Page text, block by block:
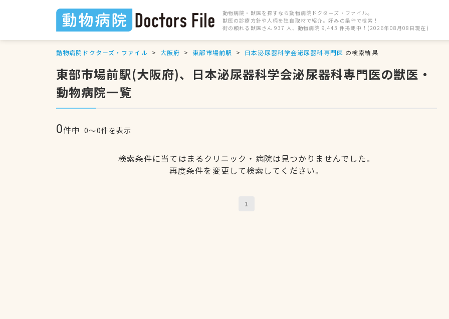
動物病院・獣医を探すなら動物病院ドクターズ・ファイル。
獣医の診療方針や人柄を独自取材で紹介。好みの条件で検索！
街の頼れる獣医さん 937 人、動物病院 9,443 件掲載中！(2026年08月08日現在)
動物病院ドクターズ・ファイル 大阪府 東部市場前駅 日本泌尿器科学会泌尿器科専門医 の検索結果
東部市場前駅(大阪府)、日本泌尿器科学会泌尿器科専門医の獣医・
動物病院一覧
0件中 0〜0件を表示
検索条件に当てはまるクリニック・病院は見つかりませんでした。
再度条件を変更して検索してください。
1